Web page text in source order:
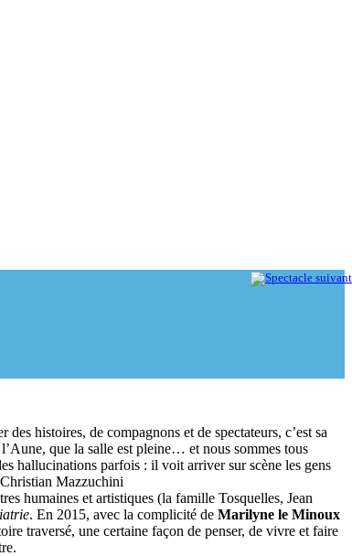
histoires, de compagnons et de spectateurs, c’est sa
que la salle est pleine… et nous sommes tous
hallucinations parfois : il voit arriver sur scène les gens
Mazzuchini
humaines et artistiques (la famille Tosquelles, Jean
. En 2015, avec la complicité de Marilyne le Minoux
traversé, une certaine façon de penser, de vivre et faire